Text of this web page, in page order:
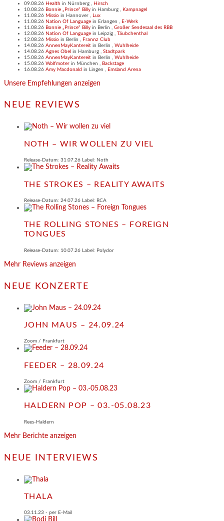
09.08.26 Health in Nürnberg
Hirsch
10.08.26 Bonnie „Prince“ Billy in Hamburg
Kampnagel
11.08.26 Missio in Hannover
Lux
11.08.26 Nation Of Language in Erlangen
E-Werk
11.08.26 Bonnie „Prince“ Billy in Berlin
Großer Sendesaal des RBB
12.08.26 Nation Of Language in Leipzig
Täubchenthal
12.08.26 Missio in Berlin
Frannz Club
14.08.26 AnnenMayKantereit in Berlin
Wuhlheide
14.08.26 Agnes Obel in Hamburg
Stadtpark
15.08.26 AnnenMayKantereit in Berlin
Wuhlheide
15.08.26 Wolfmoter in München
Backstage
16.08.26 Amy Macdonald in Lingen Emsland Arena
Unsere Empfehlungen anzeigen
NEUE REVIEWS
NOTH – WIR WOLLEN ZU VIEL
Release-Datum: 31.07.26 Label: Noth
THE STROKES – REALITY AWAITS
Release-Datum: 24.07.26 Label: RCA
THE ROLLING STONES – FOREIGN
TONGUES
Release-Datum: 10.07.26 Label: Polydor
Mehr Reviews anzeigen
NEUE KONZERTE
JOHN MAUS – 24.09.24
Zoom / Frankfurt
FEEDER – 28.09.24
Zoom / Frankfurt
HALDERN POP – 03.-05.08.23
Rees-Haldern
Mehr Berichte anzeigen
NEUE INTERVIEWS
THALA
03.11.23 - per E-Mail